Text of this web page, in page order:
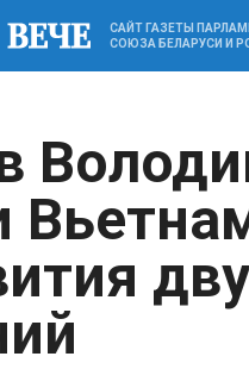
САЙТ ГАЗЕТЫ
СОЮЗА БЕЛАРУСИ И